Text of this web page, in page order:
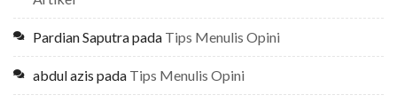
Pardian Saputrapada Tips Menulis Opini
abdul azis pada Tips Menulis Opini